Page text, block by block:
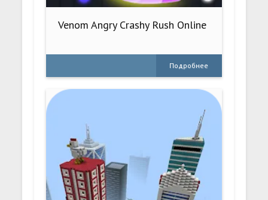
Venom Angry Crashy Rush Online
Подробнее